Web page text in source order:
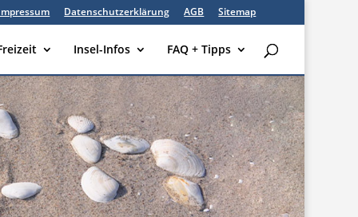
Datenschutzerklärung AGB Sitemap
Insel-Infos FAQ + Tipps